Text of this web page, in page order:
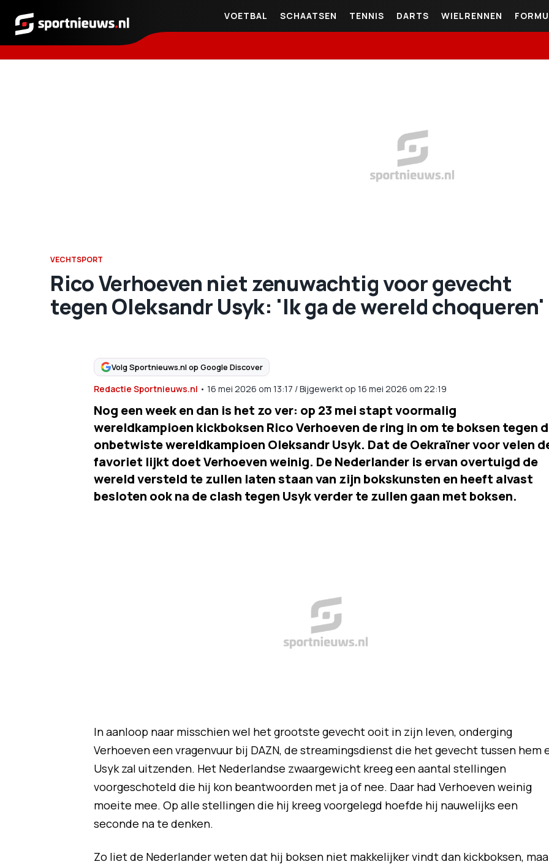
Sportnieuws.nl
VOETBAL SCHAATSEN TENNIS DARTS WIELRENNEN
VECHTSPORT
Rico Verhoeven niet zenuwachtig voor gevecht
tegen Oleksandr Usyk: 'Ik ga de wereld choqueren'
Volg Sportnieuws.nl op Google Discover
Redactie Sportnieuws.nl • 16 mei 2026 om 13:17 /Bijgewerkt op 16 mei 2026 om 22:19
Nog een week en dan is het zo ver: op 23 mei stapt voormalig
wereldkampioen kickboksen Rico Verhoeven de ring in om te boksen tegen
onbetwiste wereldkampioen Oleksandr Usyk. Dat de Oekraïner voor velen
favoriet lijkt doet Verhoeven weinig. De Nederlander is ervan overtuigd de
wereld versteld te zullen laten staan van zijn bokskunsten en heeft alvast
besloten ook na de clash tegen Usyk verder te zullen gaan met boksen.
In aanloop naar misschien wel het grootste gevecht ooit in zijn leven, onderging
Verhoeven een vragenvuur bij DAZN, de streamingsdienst die het gevecht tussen hem
Usyk zal uitzenden. Het Nederlandse zwaargewicht kreeg een aantal stellingen
voorgeschoteld die hij kon beantwoorden met ja of nee. Daar had Verhoeven weinig
moeite mee. Op alle stellingen die hij kreeg voorgelegd hoefde hij nauwelijks een
seconde na te denken.
Zo liet de Nederlander weten dat hij boksen niet makkelijker vindt dan kickboksen,